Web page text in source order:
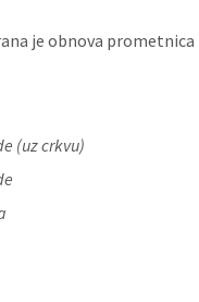
je obnova
(uz crkvu)